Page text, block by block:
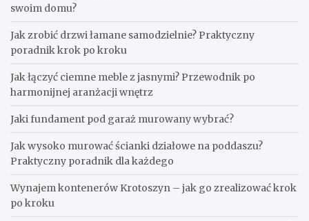
swoim domu?
Jak zrobić drzwi łamane samodzielnie? Praktyczny
poradnik krok po kroku
Jak łączyć ciemne meble z jasnymi? Przewodnik po
harmonijnej aranżacji wnętrz
Jaki fundament pod garaż murowany wybrać?
Jak wysoko murować ścianki działowe na poddaszu?
Praktyczny poradnik dla każdego
Wynajem kontenerów Krotoszyn – jak go zrealizować krok
po kroku